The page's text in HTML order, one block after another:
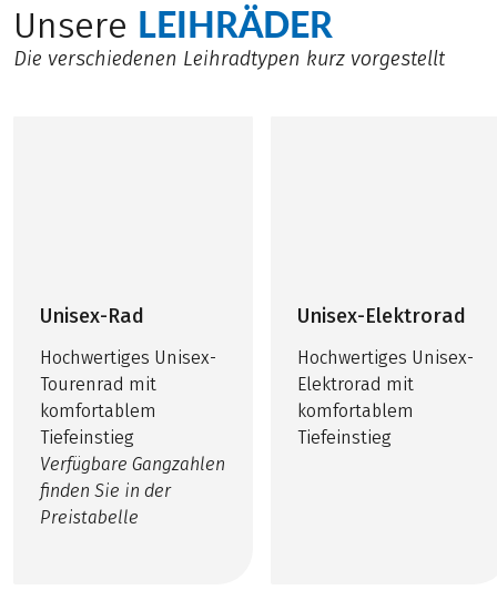
Unsere LEIHRÄDER
Die verschiedenen Leihradtypen kurz vorgestellt
Unisex-Rad
Hochwertiges Unisex-
Tourenrad mit
komfortablem
Tiefeinstieg
Verfügbare Gangzahlen
finden Sie in der
Preistabelle
Unisex-Elektrorad
Hochwertiges Unisex-
Elektrorad mit
komfortablem
Tiefeinstieg